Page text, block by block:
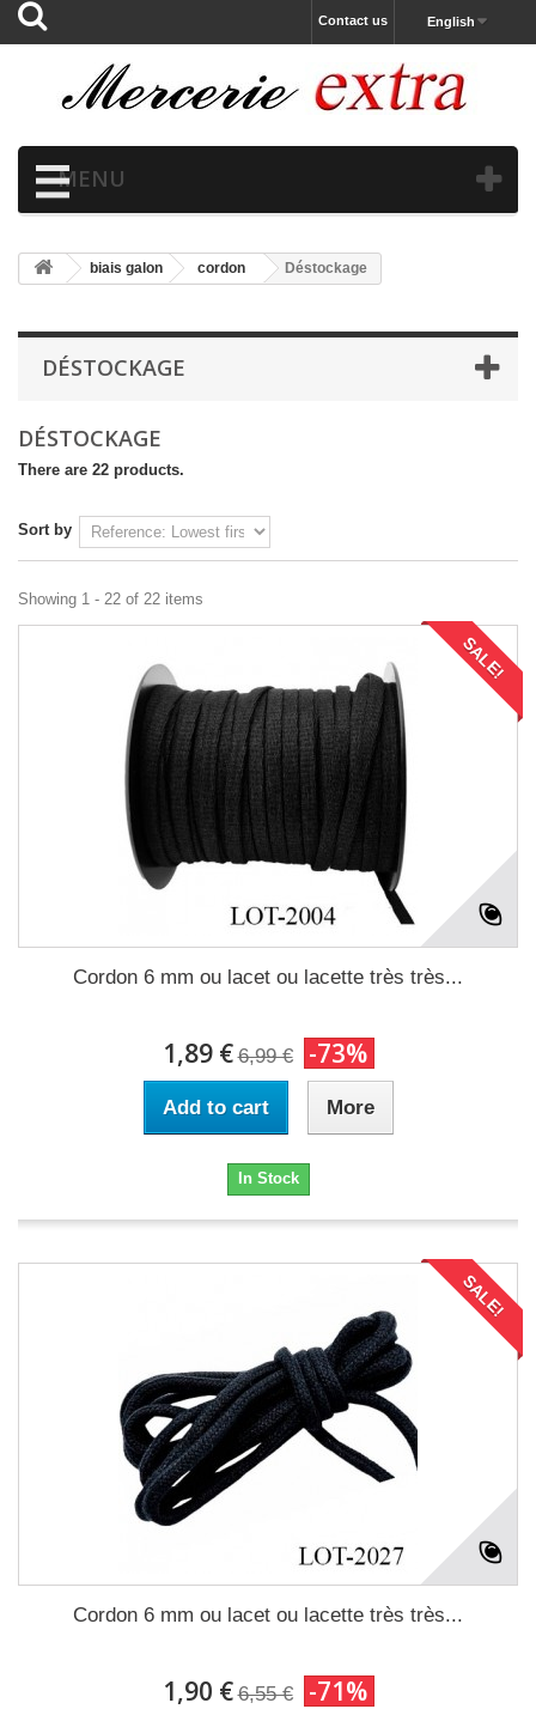
English
Contact us
MENU
biais galon cordon Déstockage
DÉSTOCKAGE
DÉSTOCKAGE
There are 22 products.
Sort by
Showing 1 - 22 of 22 items
SALE!
Cordon 6 mm ou lacet ou lacette très très...
1,89 € 6,99 € -73%
Add to cart More
In Stock
SALE!
Cordon 6 mm ou lacet ou lacette très très...
1,90 € 6,55 € -71%